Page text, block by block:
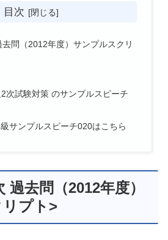
目次
問（2012年度）サンプルスクリ
2次試験対策 のサンプルスピーチ
サンプルスピーチ020はこちら
去問（2012年度）
プト>